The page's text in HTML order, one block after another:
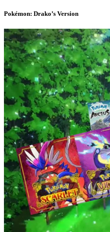
Pokémon: Drako’s Version